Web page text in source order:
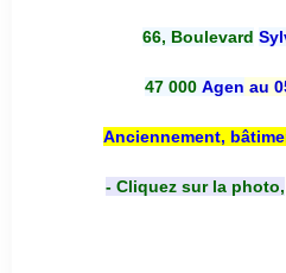
66, Boulevard
47 000 Agen au
Anciennement,
- Cliquez sur la photo,